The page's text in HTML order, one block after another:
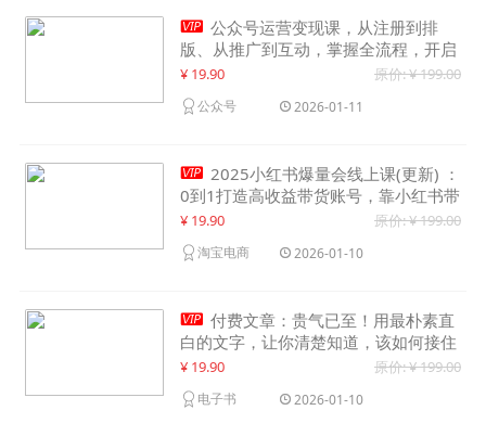
 公众号运营变现课，从注册到排
版、从推广到互动，掌握全流程，开启
个人品牌月入30000+
¥ 19.90 原价: ¥ 199.00
公众号 2026-01-11
 2025小红书爆量会线上课(更新) ：
0到1打造高收益带货账号，靠小红书带
货年入100w？机会来了！
¥ 19.90 原价: ¥ 199.00
淘宝电商 2026-01-10
 付费文章：贵气已至！用最朴素直
白的文字，让你清楚知道，该如何接住
这一次时代的泼天富贵
¥ 19.90 原价: ¥ 199.00
电子书 2026-01-10